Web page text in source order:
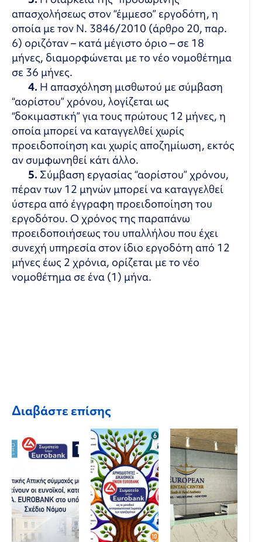
απασχολήσεως στον “έμμεσο” εργοδότη, η
οποία με τον Ν. 3846/2010 (άρθρο 20, παρ.
6) οριζόταν – κατά μέγιστο όριο – σε 18
μήνες, διαμορφώνεται με το νέο νομοθέτημα
σε 36 μήνες.
4. Η απασχόληση μισθωτού με σύμβαση
“αορίστου” χρόνου, λογίζεται ως
“δοκιμαστική” για τους πρώτους 12 μήνες, η
οποία μπορεί να καταγγελθεί χωρίς
προειδοποίηση και χωρίς αποζημίωση, εκτός
αν συμφωνηθεί κάτι άλλο.
5. Σύμβαση εργασίας “αορίστου” χρόνου,
πέραν των 12 μηνών μπορεί να καταγγελθεί
ύστερα από έγγραφη προειδοποίηση του
εργοδότου. Ο χρόνος της παραπάνω
προειδοποιήσεως του υπαλλήλου που έχει
συνεχή υπηρεσία στον ίδιο εργοδότη από 12
μήνες έως 2 χρόνια, ορίζεται με το νέο
νομοθέτημα σε ένα (1) μήνα.
Διαβάστε επίσης